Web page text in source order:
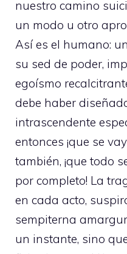
nuestro camino
un modo u otro
Así es el humano:
su sed de poder,
egoísmo
debe haber
intrascendente
entonces ¡que se
también, ¡que todo
por completo! La
en cada acto,
sempiterna
un instante, sino